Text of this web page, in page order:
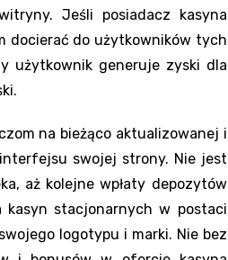
Jeśli posiadacz kasyna
docierać do użytkowników tych
użytkownik generuje zyski dla
na bieżąco aktualizowanej i
swojej strony. Nie jest
aż kolejne wpłaty depozytów
kasyn stacjonarnych w postaci
logotypu i marki. Nie bez